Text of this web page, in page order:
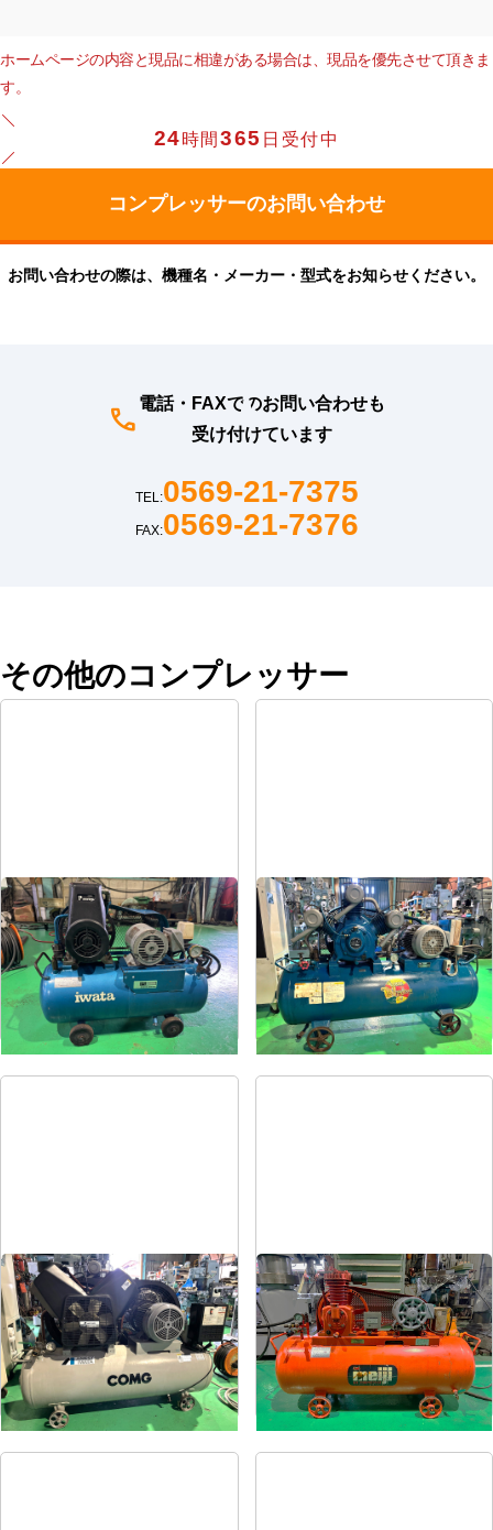
ホームページの内容と現品に相違がある場合は、現品を優先させて頂きま
す。
24時間365 日受付中
お問い合わせの際は、機種名・メーカー・型式をお知らせください。
電話・FAXでのお問い合わせも
受け付けています
TEL:0569-21-7375
FAX:0569-21-7376
その他のコンプレッサー
コンプレッサー
メーカー 岩田
式SP-07CP
式1984
コンプレッサー
メーカー 富士
形 式 FS-75
年 式1997
コンプレッサー
メーカー アネスト岩田
形 式TLP55-10
年 式2004
コンプレッサー
メーカー 明治
形 式H-2
年 式1981